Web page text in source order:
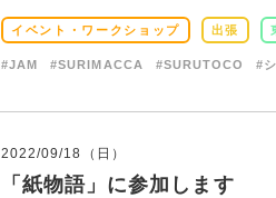
イベント・ワークショップ 出張
#JAM #SURIMACCA #SURUTOCO #
2022/09/18（日）
「紙物語」に参加します